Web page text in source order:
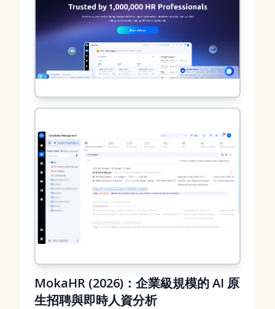
MokaHR (2026)：企業級規模的 AI 原
生招聘與即時人資分析